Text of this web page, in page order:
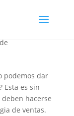
podemos dar
Esta es sin
hacerse
de ventas.